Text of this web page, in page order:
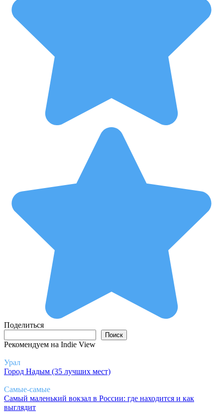
Поделиться
Поиск
Рекомендуем на Indie View
Урал
Город Надым (35 лучших мест)
Самые-самые
Самый маленький вокзал в России: где находится и как
выглядит